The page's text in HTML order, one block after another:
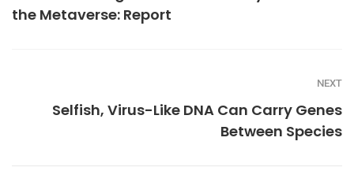
the Metaverse: Report
NEXT
Selfish, Virus-Like DNA Can Carry Genes
Between Species